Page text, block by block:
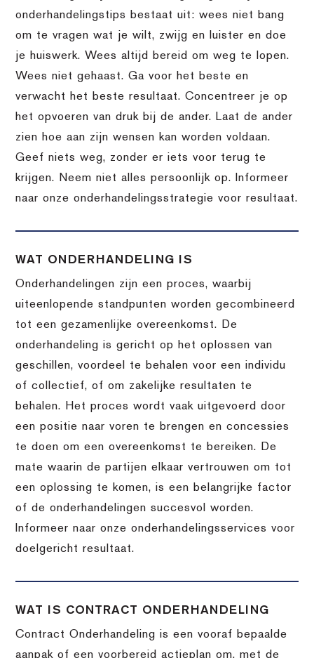
onderhandelingstips bestaat uit: wees niet bang
om te vragen wat je wilt, zwijg en luister en doe
je huiswerk. Wees altijd bereid om weg te lopen.
Wees niet gehaast. Ga voor het beste en
verwacht het beste resultaat. Concentreer je op
het opvoeren van druk bij de ander. Laat de ander
zien hoe aan zijn wensen kan worden voldaan.
Geef niets weg, zonder er iets voor terug te
krijgen. Neem niet alles persoonlijk op. Informeer
naar onze onderhandelingsstrategie voor resultaat.
WAT ONDERHANDELING IS
Onderhandelingen zijn een proces, waarbij
uiteenlopende standpunten worden gecombineerd
tot een gezamenlijke overeenkomst. De
onderhandeling is gericht op het oplossen van
geschillen, voordeel te behalen voor een individu
of collectief, of om zakelijke resultaten te
behalen. Het proces wordt vaak uitgevoerd door
een positie naar voren te brengen en concessies
te doen om een overeenkomst te bereiken. De
mate waarin de partijen elkaar vertrouwen om tot
een oplossing te komen, is een belangrijke factor
of de onderhandelingen succesvol worden.
Informeer naar onze onderhandelingsservices voor
doelgericht resultaat.
WAT IS CONTRACT ONDERHANDELING
Contract Onderhandeling is een vooraf bepaalde
aanpak of een voorbereid actieplan om, met de